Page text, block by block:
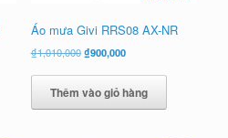
Áo mưa Givi RRS08 AX-NR
₫1,010,000 Giá
là:
₫1,010,000.
₫900,000Giá
tại
là:
₫900,000.
Thêm vào giỏ hàng